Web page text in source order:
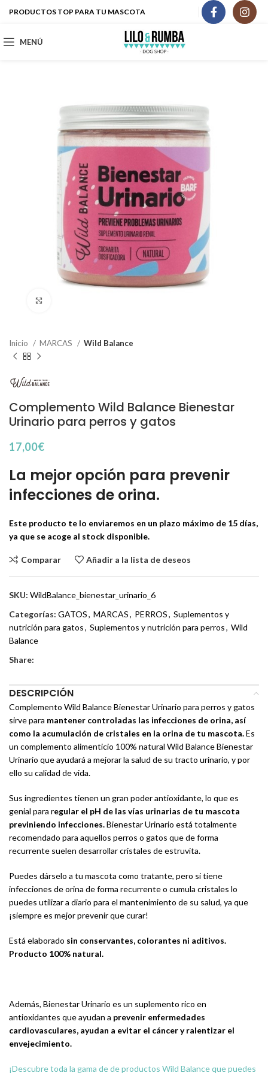
PRODUCTOS TOP PARA TU MASCOTA
MENÚ
Inicio MARCAS Wild Balance
Complemento Wild Balance Bienestar
Urinario para perros y gatos
17,00€
La mejor opción para prevenir
infecciones de orina.
Este producto te lo enviaremos en un plazo máximo de 15 días,
ya que se acoge al stock disponible.
Comparar Añadir a la lista de deseos
SKU: WildBalance_bienestar_urinario_6
Categorías: GATOS, MARCAS, PERROS, Suplementos y
nutrición para gatos, Suplementos y nutrición para perros, Wild
Balance
Share:
DESCRIPCIÓN
Complemento Wild Balance Bienestar Urinario para perros y gatos
sirve para mantener controladas las infecciones de orina, así
como la acumulación de cristales en la orina de tu mascota.Es
un complemento alimenticio 100% natural Wild Balance Bienestar
Urinario que ayudará a mejorar la salud de su tracto urinario, y por
ello su calidad de vida.
Sus ingredientes tienen un gran poder antioxidante, lo que es
genial para regular el pH de las vías urinarias de tu mascota
previniendo infecciones.Bienestar Urinario está totalmente
recomendado para aquellos perros o gatos que de forma
recurrente suelen desarrollar cristales de estruvita.
Puedes dárselo a tu mascota como tratante, pero si tiene
infecciones de orina de forma recurrente o cumula cristales lo
puedes utilizar a diario para el mantenimiento de su salud, ya que
¡siempre es mejor prevenir que curar!
Está elaborado sin conservantes, colorantes ni aditivos.
Producto 100% natural.
Además, Bienestar Urinario es un suplemento rico en
antioxidantes que ayudan a prevenir enfermedades
cardiovasculares, ayudan a evitar el cáncer y ralentizar el
envejecimiento.
¡Descubre toda la gama de de productos Wild Balance que puedes